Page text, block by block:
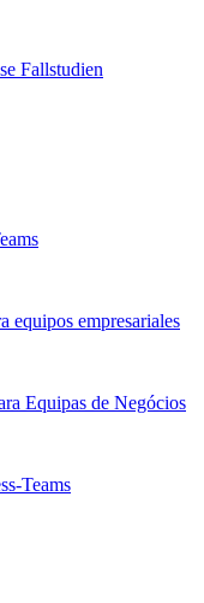
Fallstudien
equipos empresariales
Equipas de Negócios
Teams